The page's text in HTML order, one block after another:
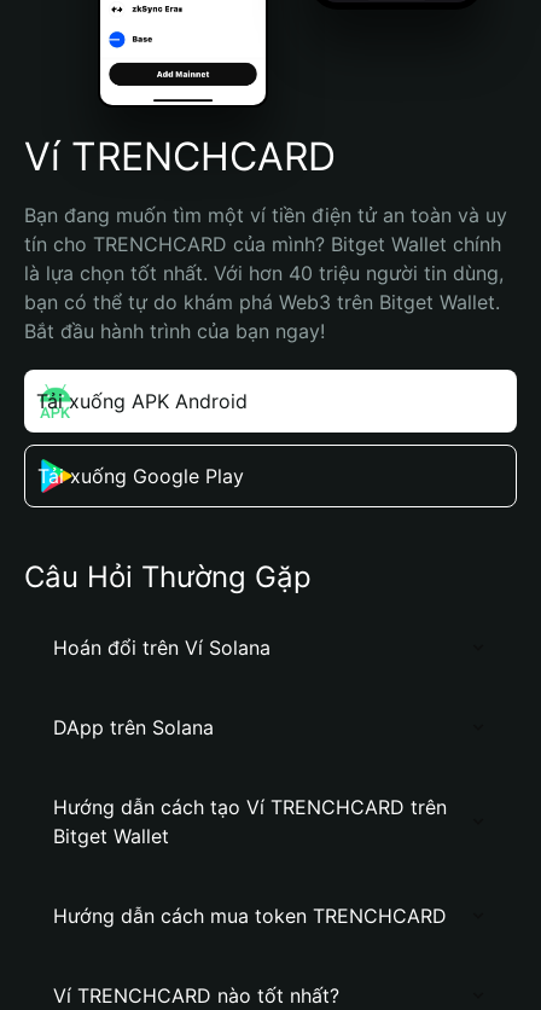
Português (Brasil)
Español (Argentina)
Ví TRENCHCARD
Bạn đang muốn tìm một ví tiền điện tử an toàn và uy
tín cho TRENCHCARD của mình? Bitget Wallet chính
là lựa chọn tốt nhất. Với hơn 40 triệu người tin dùng,
bạn có thể tự do khám phá Web3 trên Bitget Wallet.
Bắt đầu hành trình của bạn ngay!
Tải xuống APK Android
Tải xuống Google Play
Câu Hỏi Thường Gặp
Hoán đổi trên Ví Solana
DApp trên Solana
Hướng dẫn cách tạo Ví TRENCHCARD trên
Bitget Wallet
Hướng dẫn cách mua token TRENCHCARD
Ví TRENCHCARD nào tốt nhất?